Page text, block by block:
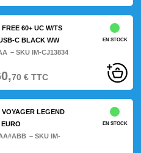
60+ UC W/TS
C BLACK WW
– SKU IM-CJ13834
EN STOCK
70€TTC
LEGEND
– SKU IM-
EN STOCK